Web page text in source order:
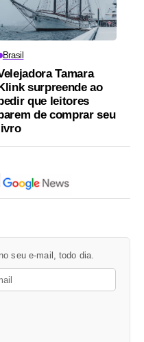
Brasil
Tamara
surpreende ao
que leitores
de comprar seu
seu e-mail, todo dia.